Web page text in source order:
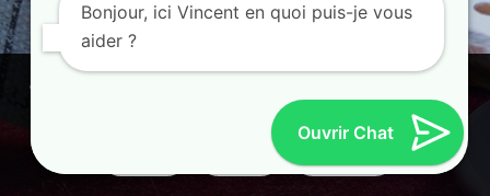
© 2025 AU FILS D’HORUS| All Rights Reserved |
Ce site utilise des cookies. En continuant à parcourir ce site, vous
acceptez leur utilisation.
Bonjour, ici Vincent en quoi puis-je vous
aider ?
Ouvrir Chat